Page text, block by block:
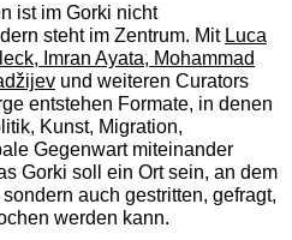
ist im Gorki nicht
steht im Zentrum. Mit Luca
Imran Ayata, Mohammad
und weiteren Curators
entstehen Formate, in denen
Kunst, Migration,
Gegenwart miteinander
Gorki soll ein Ort sein, an dem
auch gestritten, gefragt,
werden kann.